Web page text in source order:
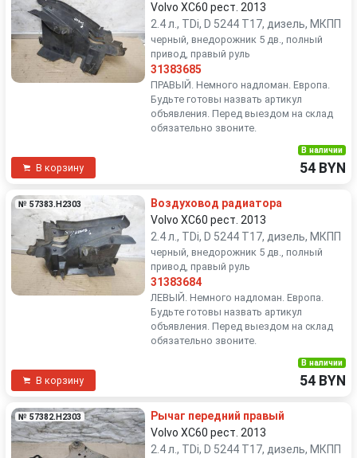
Volvo XC60 рест. 2013
2.4 л., TDi, D 5244 T17, дизель, МКПП
черный, внедорожник 5 дв., полный
привод, правый руль
31383685
ПРАВЫЙ. Немного надломан. Европа.
Будьте готовы назвать артикул
объявления. Перед выездом на склад
обязательно звоните.
В корзину
В наличии
54 BYN
№ 57383.H2303
Воздуховод радиатора
Volvo XC60 рест. 2013
2.4 л., TDi, D 5244 T17, дизель, МКПП
черный, внедорожник 5 дв., полный
привод, правый руль
31383684
ЛЕВЫЙ. Немного надломан. Европа.
Будьте готовы назвать артикул
объявления. Перед выездом на склад
обязательно звоните.
В корзину
В наличии
54 BYN
№ 57382.H2303
Рычаг передний правый
Volvo XC60 рест. 2013
2.4 л., TDi, D 5244 T17, дизель, МКПП